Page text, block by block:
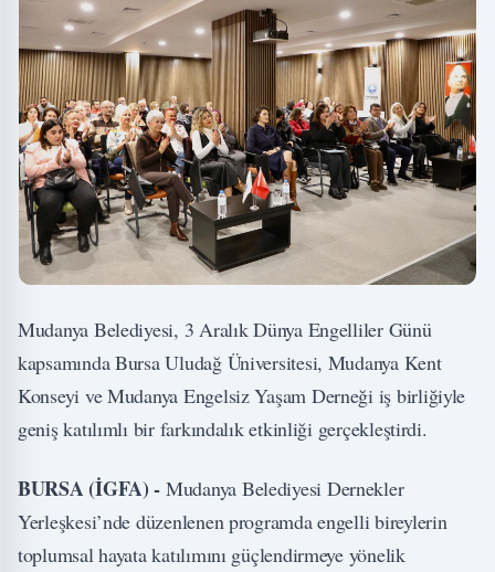
Mudanya Belediyesi, 3 Aralık Dünya Engelliler Günü
kapsamında Bursa Uludağ Üniversitesi, Mudanya Kent
Konseyi ve Mudanya Engelsiz Yaşam Derneği iş birliğiyle
geniş katılımlı bir farkındalık etkinliği gerçekleştirdi.
BURSA (İGFA) - Mudanya Belediyesi Dernekler
Yerleşkesi’nde düzenlenen programda engelli bireylerin
toplumsal hayata katılımını güçlendirmeye yönelik